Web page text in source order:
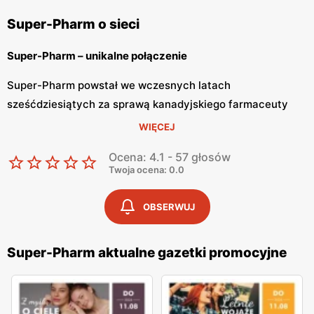
Super-Pharm o sieci
Super-Pharm – unikalne połączenie
Super-Pharm powstał we wczesnych latach
sześćdziesiątych za sprawą kanadyjskiego farmaceuty
Murray Koffler. Była to pierwsza apteka, która łączyła
przyjął się bardzo pozytywnie i sklep bardzo szybko
pojawił się również za oceanem. Pierwszy Super-
Pharm pojawił się w Polsce w 2001 roku. Obecnie sieć
znajdziemy we wszystkich największych
Super-Pharm to sklep gdzie klienci odnajdą szeroki wybór
WIĘCEJ
Ocena: 4.1 - 57 głosów
Twoja ocena: 0.0
OBSERWUJ
Super-Pharm aktualne gazetki promocyjne